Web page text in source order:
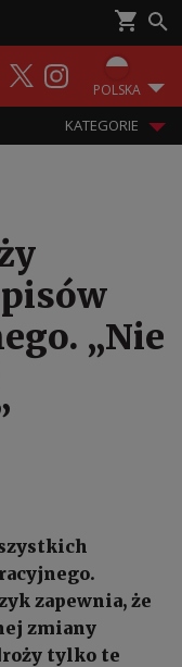
POLSKA
KATEGORIE
„Nie
zapewnia, że
zmiany
tylko te